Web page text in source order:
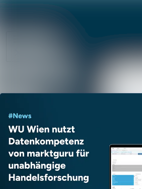
Meldungen
Mediengalerie